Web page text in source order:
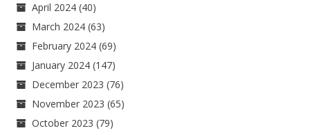
April 2024 (40)
March 2024 (63)
February 2024 (69)
January 2024 (147)
December 2023 (76)
November 2023 (65)
October 2023 (79)